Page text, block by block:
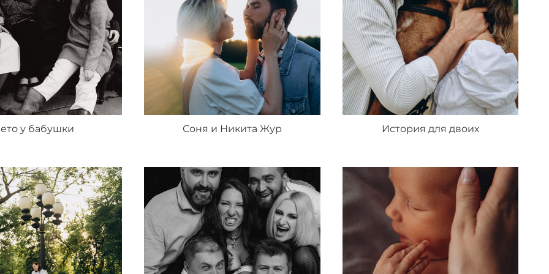
у бабушки Соня и Никита Жур История для двоих